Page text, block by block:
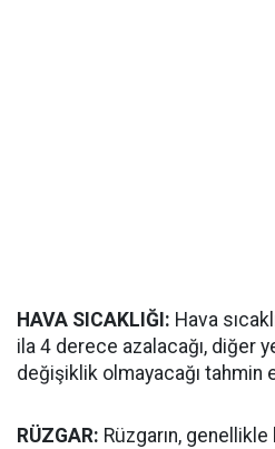
HAVA SICAKLIĞI: Hava
ila 4 derece azalacağı, diğer
değişiklik olmayacağı tahmin
RÜZGAR: Rüzgarın,